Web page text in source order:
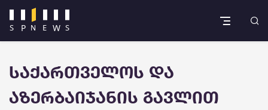
საქართველოს და
აზერბაიჯანის გავლით